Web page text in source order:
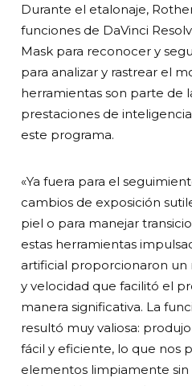
Durante el etalonaje,
funciones de DaVinci
Mask para reconocer y
para analizar y rastrear el
herramientas son parte de
prestaciones de
este programa.
«Ya fuera para el
cambios de exposición
piel o para manejar
estas herramientas
artificial proporcionaron un
y velocidad que facilitó el
manera significativa. La
resultó muy valiosa:
fácil y eficiente, lo que nos
elementos limpiamente